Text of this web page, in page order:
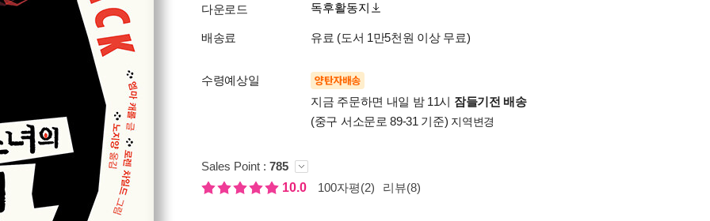
다운로드 독후활동지
배송료 유료 (도서 1만5천원 이상 무료)
수령예상일 양탄자배송
지금 주문하면 내일 밤 11시 잠들기전 배송
(중구 서소문로 89-31 기준) 지역변경
Sales Point : 785
10.0
100자평(2) 리뷰(8)